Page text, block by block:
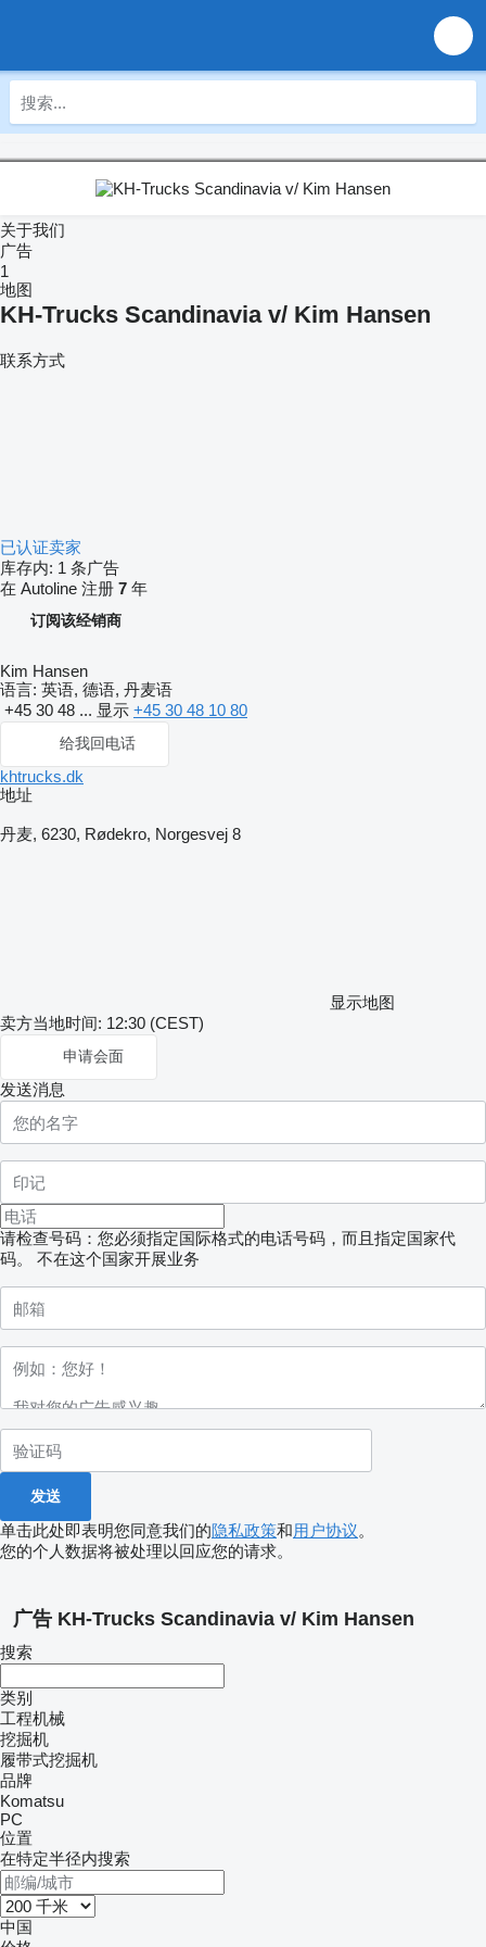
关于我们
广告
1
地图
KH-Trucks Scandinavia v/ Kim Hansen
联系方式
已认证卖家
库存内: 1 条广告
在 Autoline 注册 7 年
订阅该经销商
Kim Hansen
语言: 英语, 德语, 丹麦语
+45 30 48 ... 显示 +45 30 48 10 80
给我回电话
khtrucks.dk
地址
丹麦, 6230, Rødekro, Norgesvej 8
显示地图
卖方当地时间: 12:30 (CEST)
申请会面
发送消息
请检查号码：您必须指定国际格式的电话号码，而且指定国家代
码。
不在这个国家开展业务
单击此处即表明您同意我们的隐私政策和用户协议。
您的个人数据将被处理以回应您的请求。
广告 KH-Trucks Scandinavia v/ Kim Hansen
搜索
类别
工程机械
挖掘机
履带式挖掘机
品牌
Komatsu
PC
位置
在特定半径内搜索
中国